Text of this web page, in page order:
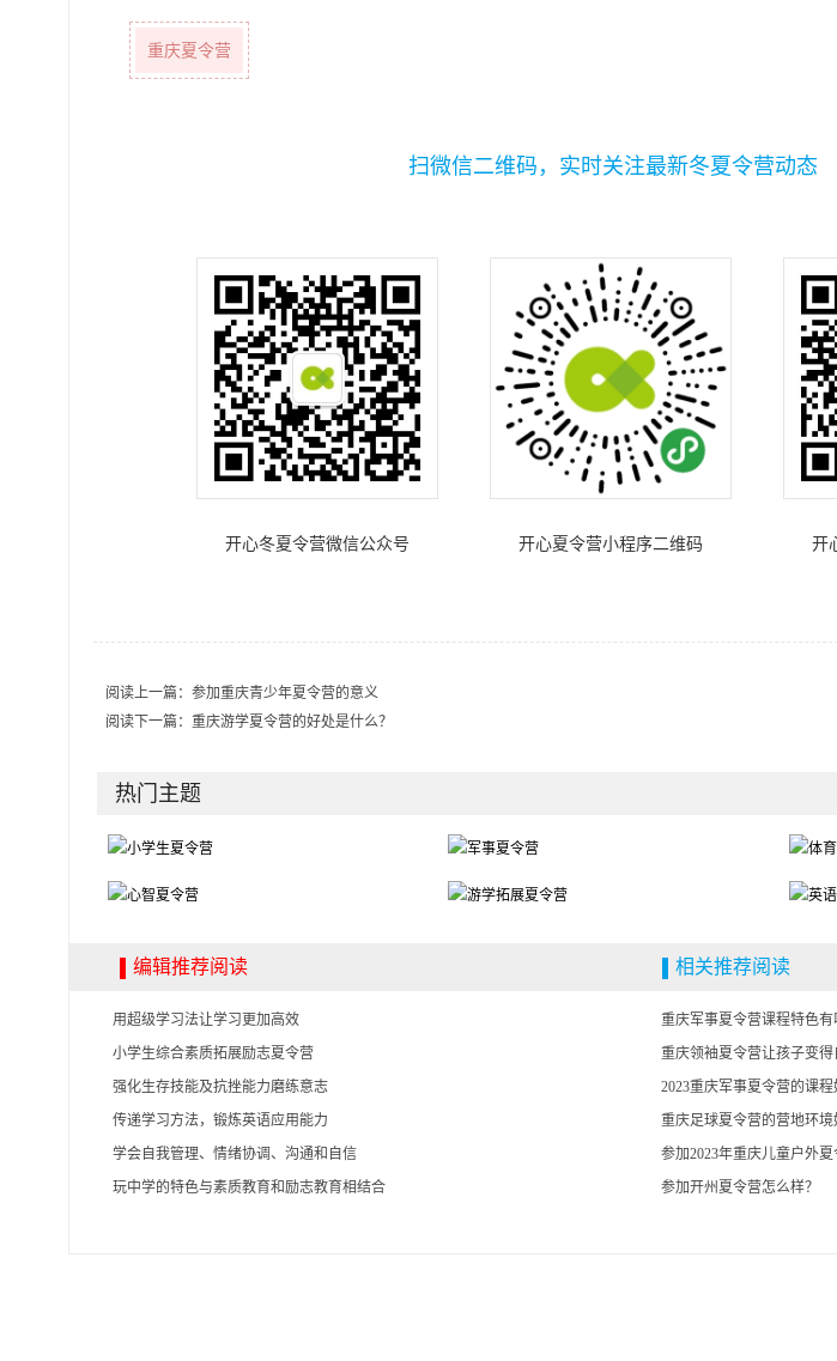
重庆夏令营
扫微信二维码，实时关注最新冬夏令营动态
开心冬夏令营微信公众号 开心夏令营小程序二维码 开
阅读上一篇： 参加重庆青少年夏令营的意义
阅读下一篇： 重庆游学夏令营的好处是什么？
热门主题
编辑推荐阅读
用超级学习法让学习更加高效
小学生综合素质拓展励志夏令营
强化生存技能及抗挫能力磨练意志
传递学习方法，锻炼英语应用能力
学会自我管理、情绪协调、沟通和自信
玩中学的特色与素质教育和励志教育相结合
相关推荐阅读
重庆军事夏令营课程特色有
重庆领袖夏令营让孩子变得
2023重庆军事夏令营的课程
重庆足球夏令营的营地环境
参加2023年重庆儿童户外
参加开州夏令营怎么样？